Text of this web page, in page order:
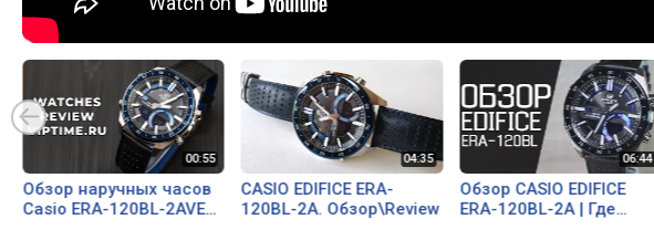
Обзор наручных часов
Casio ERA-120BL-2AVEF
CASIO EDIFICE ERA-
120BL-2A. Обзор\Review
Обзор CASIO EDIFICE
ERA-120BL-2A | Где